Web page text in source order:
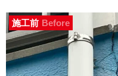
施工前 Before